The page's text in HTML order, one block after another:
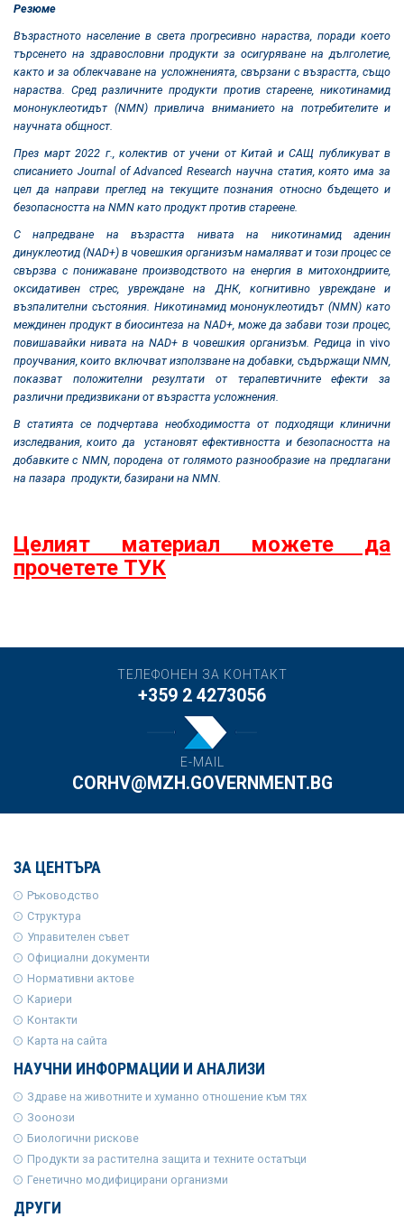
Резюме
Възрастното население в света прогресивно нараства, поради което
търсенето на здравословни продукти за осигуряване на дълголетие,
както и за облекчаване на усложненията, свързани с възрастта, също
нараства. Сред различните продукти против стареене, никотинамид
мононуклеотидът (NMN) привлича вниманието на потребителите и
научната общност.
През март 2022 г., колектив от учени от Китай и САЩ публикуват в
списанието Journal of Advanced Research научна статия, която има за
цел да направи преглед на текущите познания относно бъдещето и
безопасността на NMN като продукт против стареене.
С напредване на възрастта нивата на никотинамид аденин
динуклеотид (NAD+) в човешкия организъм намаляват и този процес се
свързва с понижаване производството на енергия в митохондриите,
оксидативен стрес, увреждане на ДНК, когнитивно увреждане и
възпалителни състояния. Никотинамид мононуклеотидът(NMN) като
междинен продукт в биосинтеза на NAD+, може да забави този процес,
повишавайки нивата на NAD+ в човешкия организъм. Редица in vivo
проучвания, които включват използване на добавки, съдържащи NMN,
показват положителни резултати от терапевтичните ефекти за
различни предизвикани от възрастта усложнения.
В статията се подчертава необходимостта от подходящи клинични
изследвания, които да установят ефективността и безопасността на
добавките с NMN, породена от голямото разнообразие на предлагани
на пазара продукти, базирани на NMN.
Целият материал можете да
прочетете ТУК
ТЕЛЕФОНЕН ЗА КОНТАКТ
+359 2 4273056
E-MAIL
CORHV@MZH.GOVERNMENT.BG
ЗА ЦЕНТЪРА
Ръководство
Структура
Управителен съвет
Официални документи
Нормативни актове
Кариери
Контакти
Карта на сайта
НАУЧНИ ИНФОРМАЦИИ И АНАЛИЗИ
Здраве на животните и хуманно отношение към тях
Зоонози
Биологични рискове
Продукти за растителна защита и техните остатъци
Генетично модифицирани организми
ДРУГИ